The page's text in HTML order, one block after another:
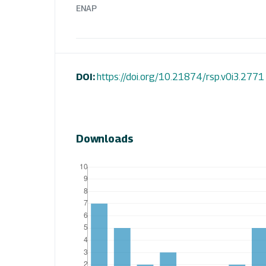
ENAP
DOI:https://doi.org/10.21874/rsp.v0i3.2771
Downloads